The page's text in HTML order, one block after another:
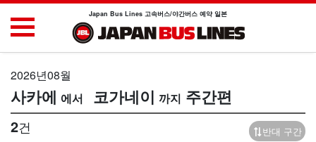
Japan Bus Lines 고속버스/야간버스 예약 일본
2026년08월
사카에 코가네이 주간편
2건 반대 구간